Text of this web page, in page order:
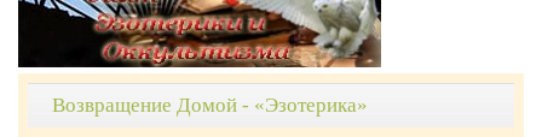
Возвращение Домой - «Эзотерика»